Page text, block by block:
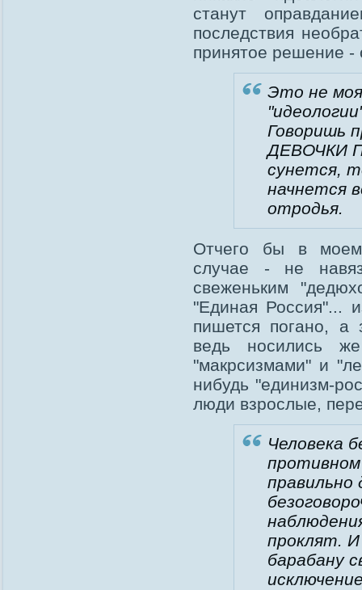
станут
последствия
принятое решение -
Это не
Говоришь
ДЕВОЧКИ
сунется,
начнется
отродья.
Отчего бы в моем
случае - не
свеженьким
"Единая Россия"...
пишется погано, а
ведь носились
"макрсизмами" и
нибудь "единизм-
люди взрослые,
Человека
противном
правильно
проклят.
барабану